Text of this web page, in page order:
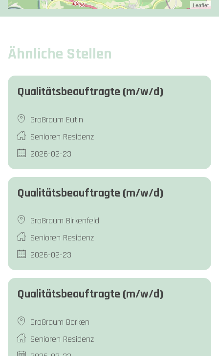
Leaflet
Ähnliche Stellen
Qualitätsbeauftragte (m/w/d)
Großraum Eutin
Senioren Residenz
2026-02-23
Qualitätsbeauftragte (m/w/d)
Großraum Birkenfeld
Senioren Residenz
2026-02-23
Qualitätsbeauftragte (m/w/d)
Großraum Borken
Senioren Residenz